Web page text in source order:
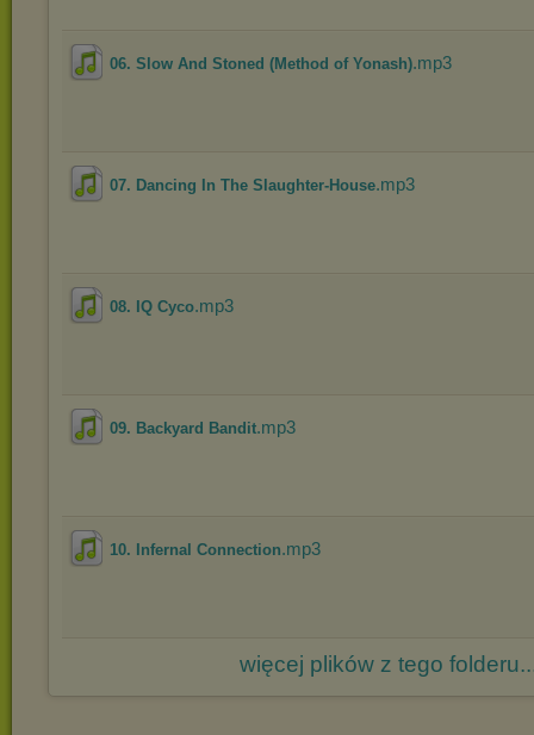
06. Slow And Stoned (Method of Yonash).mp3
07. Dancing In The Slaughter-House.mp3
08. IQ Cyco.mp3
09. Backyard Bandit.mp3
10. Infernal Connection.mp3
więcej plików z tego